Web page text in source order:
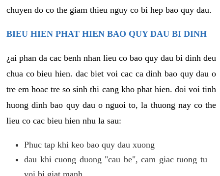
chuyen do co the giam thieu nguy co bi hep bao quy dau.
BIEU HIEN PHAT HIEN BAO QUY DAU BI DINH
¿ai phan da cac benh nhan lieu co bao quy dau bi dinh deu
chua co bieu hien. dac biet voi cac ca dinh bao quy dau o
tre em hoac tre so sinh thi cang kho phat hien. doi voi tinh
huong dinh bao quy dau o nguoi to, la thuong nay co the
lieu co cac bieu hien nhu la sau:
Phuc tap khi keo bao quy dau xuong
dau khi cuong duong "cau be", cam giac tuong tu